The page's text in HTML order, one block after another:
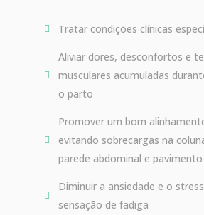
Tratar condições clínicas
Aliviar dores, desconfortos e
musculares acumuladas
o parto
Promover um bom
evitando sobrecargas na
parede abdominal e
Diminuir a ansiedade e o
sensação de fadiga